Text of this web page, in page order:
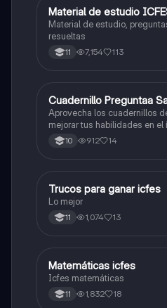
ICFES: Matemáticas
Material de estudio
Material de estudio,
resueltas
11 7,154 113
ICFES: Inglés
Cuadernillo Preguntaa
Aprovecha los cuadernillos
mejorar tus habilidades en
Prueba Saber 11. 🫡
10 912 14
Química
Trucos para ganar icfes
Lo mejor
11 1,074 13
ICFES: Matemáticas
Matemáticas icfes
Icfes matemáticas
11 1,832 18